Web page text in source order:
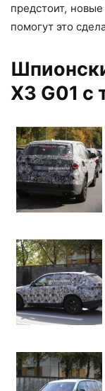
предстоит,
помогут это
X3 G01 с